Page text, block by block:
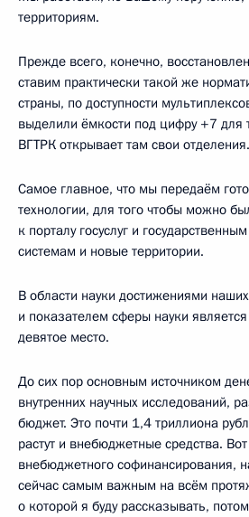
территориям.
Прежде всего, конечно,
ставим практически такой же
страны, по доступности
выделили ёмкости под цифру +7 для
ВГТРК открывает там свои отделения.
Самое главное, что мы передаём
технологии, для того чтобы можно
к порталу госуслуг и
системам и новые территории.
В области науки достижениями
и показателем сферы науки
девятое место.
До сих пор основным источником
внутренних научных исследований,
бюджет. Это почти 1,4 триллиона
растут и внебюджетные средства.
внебюджетного софинансирования,
сейчас самым важным на всём
о которой я буду рассказывать,